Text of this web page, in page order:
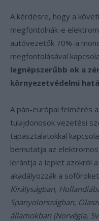
A kérdésre, hogy a
megfontolnák-e
autóvezetők 70%-a
megfontolásával
legnépszerűbb ok a
környezetvédelmi
A pán-európai felmérés
tulajdonosok vezetési
tapasztalatokkal
bemutatja az
lerántja a leplet azokról
akadályozzák a
Királyságban,
Spanyolországban,
államokban (Norvégia,